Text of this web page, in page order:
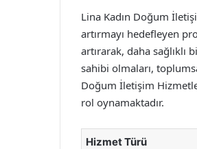
Lina Kadın Doğum
artırmayı hedefleyen
artırarak, daha sağlıklı
sahibi olmaları,
Doğum İletişim
rol oynamaktadır.
Hizmet Türü